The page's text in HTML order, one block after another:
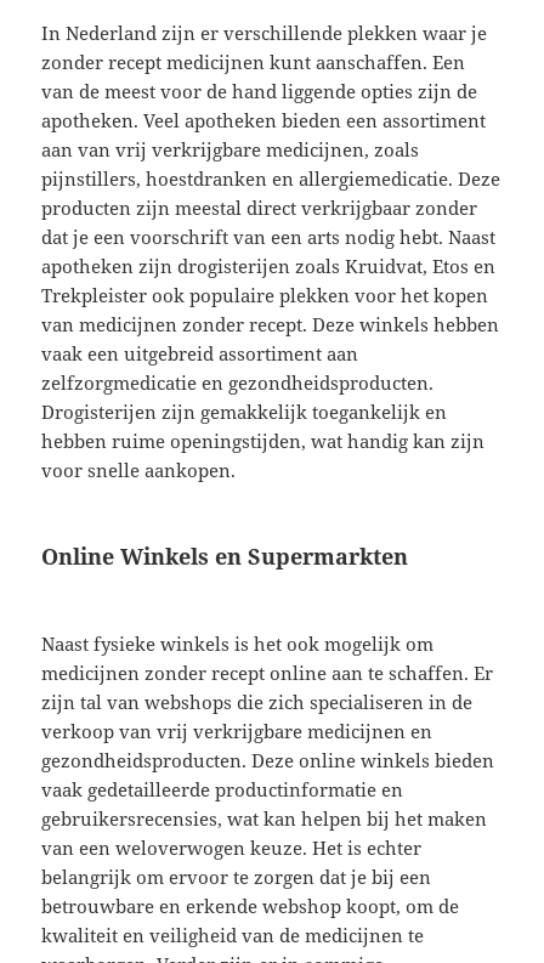
In Nederland zijn er verschillende plekken waar je
zonder recept medicijnen kunt aanschaffen. Een
van de meest voor de hand liggende opties zijn de
apotheken. Veel apotheken bieden een assortiment
aan van vrij verkrijgbare medicijnen, zoals
pijnstillers, hoestdranken en allergiemedicatie. Deze
producten zijn meestal direct verkrijgbaar zonder
dat je een voorschrift van een arts nodig hebt. Naast
apotheken zijn drogisterijen zoals Kruidvat, Etos en
Trekpleister ook populaire plekken voor het kopen
van medicijnen zonder recept. Deze winkels hebben
vaak een uitgebreid assortiment aan
zelfzorgmedicatie en gezondheidsproducten.
Drogisterijen zijn gemakkelijk toegankelijk en
hebben ruime openingstijden, wat handig kan zijn
voor snelle aankopen.
Online Winkels en Supermarkten
Naast fysieke winkels is het ook mogelijk om
medicijnen zonder recept online aan te schaffen. Er
zijn tal van webshops die zich specialiseren in de
verkoop van vrij verkrijgbare medicijnen en
gezondheidsproducten. Deze online winkels bieden
vaak gedetailleerde productinformatie en
gebruikersrecensies, wat kan helpen bij het maken
van een weloverwogen keuze. Het is echter
belangrijk om ervoor te zorgen dat je bij een
betrouwbare en erkende webshop koopt, om de
kwaliteit en veiligheid van de medicijnen te